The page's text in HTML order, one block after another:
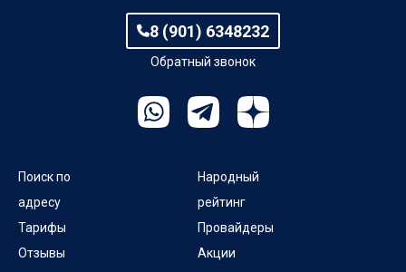
8 (901) 6348232
Обратный звонок
Поиск по
адресу
Тарифы
Отзывы
Народный
рейтинг
Провайдеры
Акции